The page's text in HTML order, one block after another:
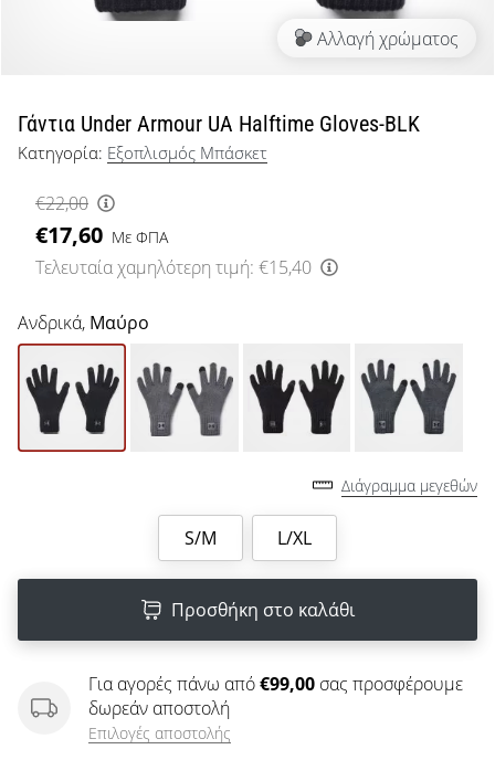
μπάσκετ
μπάσκετ
όπως
εμείς;
μαζί
μας
ως
πρεσβευτής
μάρκας
Εμφάνιση
Αλλαγή χρώματος
Γάντια Under Armour UA Halftime Gloves-BLK
Κατηγορία: Εξοπλισμός Μπάσκετ
€22,00
€17,60 Με ΦΠΑ
Τελευταία χαμηλότερη τιμή: €15,40
Ανδρικά, Μαύρο
Διάγραμμα μεγεθών
S/M L/XL
Προσθήκη στο καλάθι
Για αγορές πάνω από€99,00 σας προσφέρουμε
δωρεάν αποστολή
Επιλογές αποστολής